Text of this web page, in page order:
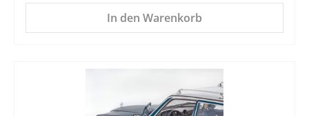
In den Warenkorb